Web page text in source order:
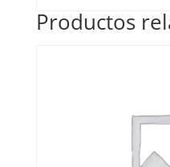
Productos